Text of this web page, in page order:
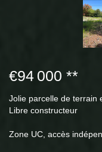
€94 000 **
Jolie parcelle de terrain
Libre constructeur
Zone UC, accès